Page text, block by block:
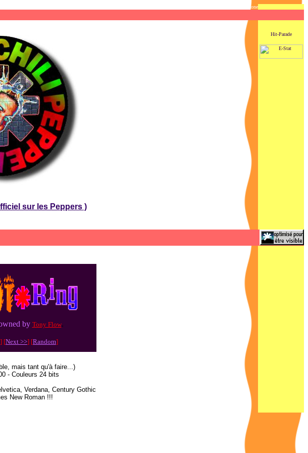
ce site est francophone
sur les Peppers )
by Tony Flow.
] [Next >>] [Random]
mais tant qu'à faire...)
- Couleurs 24 bits
Verdana, Century Gothic
New Roman !!!